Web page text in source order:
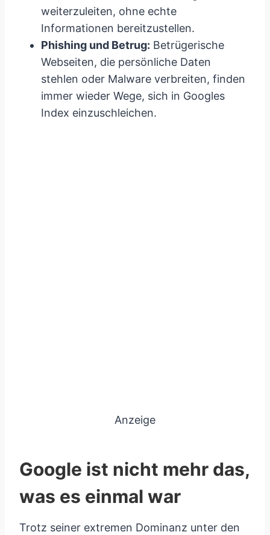
weiterzuleiten, ohne echte
Informationen bereitzustellen.
Phishing und Betrug: Betrügerische
Webseiten, die persönliche Daten
stehlen oder Malware verbreiten, finden
immer wieder Wege, sich in Googles
Index einzuschleichen.
Anzeige
Google ist nicht mehr das,
was es einmal war
Trotz seiner extremen Dominanz unter den